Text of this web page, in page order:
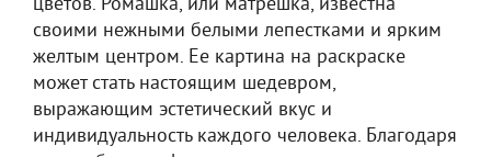
своими нежными белыми лепестками и ярким
желтым центром. Ее картина на раскраске
может стать настоящим шедевром,
выражающим эстетический вкус и
индивидуальность каждого человека. Благодаря